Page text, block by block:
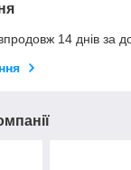
14 днів за